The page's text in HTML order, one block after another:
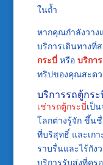
ในถ้ำ
หากคุณกำลังวาง
บริการเดินทางที่
กระบี่หรือ บริกา
ทริปของคุณสะด
บริการรถตู้กระ
เช่ารถตู้กระบี่เป็
โลกต่างรู้จัก ขึ้น
ที่บริสุทธิ์ และเก
ราบรื่นและไร้กัง
บริการรับส่งที่คร